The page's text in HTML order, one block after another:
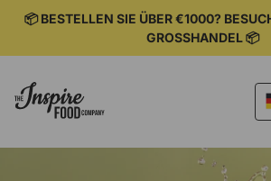
ZUM📦 BESTELLEN SIE ÜBER €1000?
GROSSHANDEL 📦